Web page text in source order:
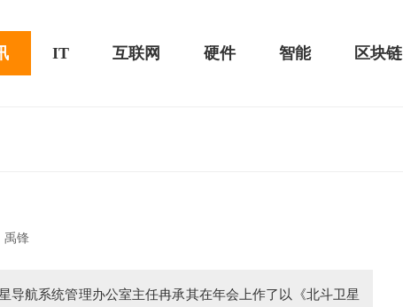
IT 互联网 硬件 智能 区块链
禹锋
导航系统管理办公室主任冉承其在年会上作了以《北斗卫星